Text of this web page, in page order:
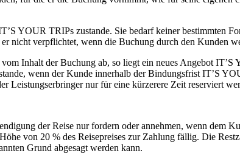
YOUR TRIPs zustande. Sie bedarf keiner bestimmten
nicht verpflichtet, wenn die Buchung durch den Kunden
Inhalt der Buchung ab, so liegt ein neues Angebot
wenn der Kunde innerhalb der Bindungsfrist IT’S
Leistungserbringer nur für eine kürzerere Zeit reserviert
der Reise nur fordern oder annehmen, wenn dem
von 20 % des Reisepreises zur Zahlung fällig. Die
Grund abgesagt werden kann.